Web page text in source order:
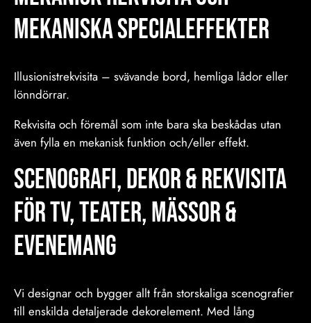
mekaniska specialeffekter
Illusionistrekvisita – svävande bord, hemliga lådor eller
lönndörrar.
Rekvisita och föremål som inte bara ska beskådas utan
även fylla en mekanisk funktion och/eller effekt.
Scenografi, Dekor & Rekvisita
för TV, Teater, Mässor &
Evenemang
Vi designar och bygger allt från storskaliga scenografier
till enskilda detaljerade dekorelement. Med lång